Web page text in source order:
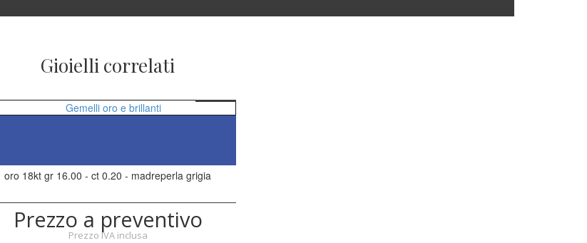
Gioielli correlati
oro 18kt gr 16.00 - ct 0.20 - madreperla grigia
Prezzo a preventivo
Prezzo IVA inclusa